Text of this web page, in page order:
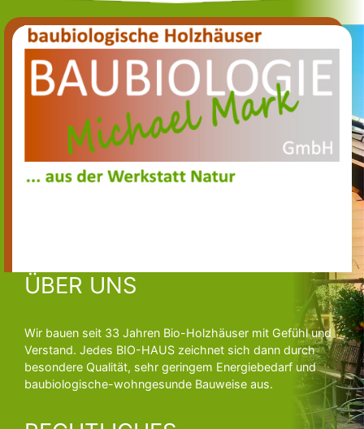
ÜBER UNS
Wir bauen seit 33 Jahren Bio-Holzhäuser mit Gefühl und
Verstand. Jedes BIO-HAUS zeichnet sich dann durch
besondere Qualität, sehr geringem Energiebedarf und
baubiologische-wohngesunde Bauweise aus.